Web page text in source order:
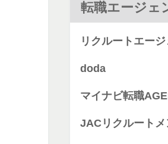
転職エージェ
リクルートエージ
doda
マイナビ転職
JACリクルートメ